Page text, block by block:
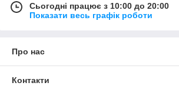
Сьогодні працює з 10:00 до 20:00
Показати весь графік роботи
Про нас
Контакти